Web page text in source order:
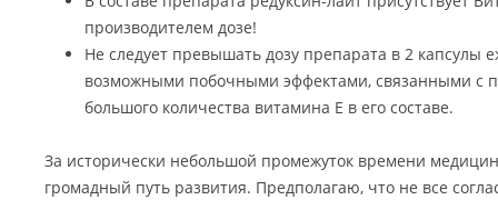
производителем дозе!
Не следует превышать дозу препарата в 2 капсулы
возможными побочными эффектами, связанными с
большого количества витамина Е в его составе.
За исторически небольшой промежуток времени
громадный путь развития. Предполагаю, что не все